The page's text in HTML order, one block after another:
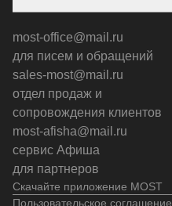
Скачайте приложение MOST
most-office@mail.ru
для писем и обращений
sales-most@mail.ru
отдел продаж и
сопровождения клиентов
most-afisha@mail.ru
сервис Афиша
для партнеров
Пользовательское соглашение